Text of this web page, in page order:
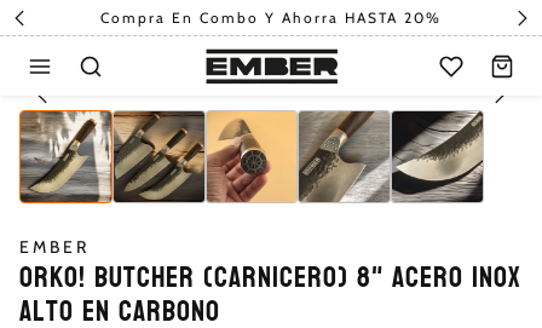
Compra En Combo Y Ahorra HASTA 20%
EMBER
ORKO! BUTCHER (carnicero) 8" Acero Inox
Alto En Carbono